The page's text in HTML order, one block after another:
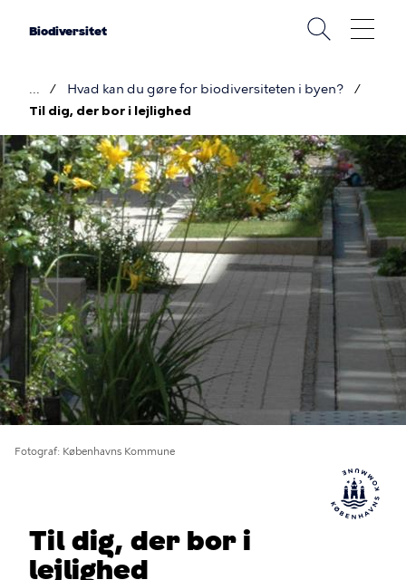
Biodiversitet
Brødkrumme
Hvad kan du gøre for biodiversiteten i byen?
Til dig, der bor i lejlighed
Fotograf Københavns Kommune
Til dig, der bor i
lejlighed